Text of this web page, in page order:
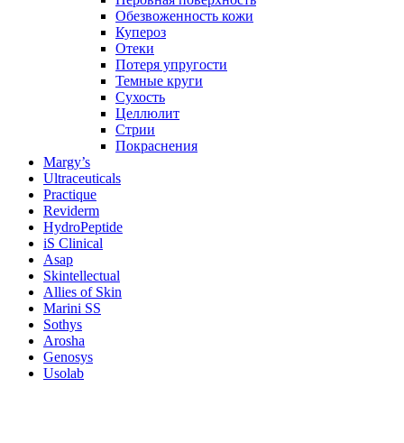
Обезвоженность кожи
Купероз
Отеки
Потеря упругости
Темные круги
Сухость
Целлюлит
Стрии
Покраснения
Margy’s
Ultraceuticals
Practique
Reviderm
HydroPeptide
iS Clinical
Asap
Skintellectual
Allies of Skin
Marini SS
Sothys
Arosha
Genosys
Usolab